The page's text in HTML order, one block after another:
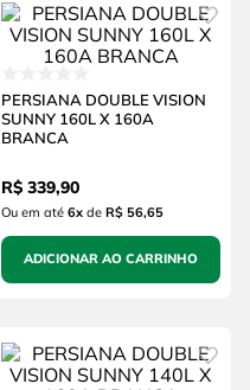
PERSIANA DOUBLE VISION
SUNNY 160L X 160A
BRANCA
R$ 339,90
Ou em até 6xde R$ 56,65
ADICIONAR AO CARRINHO